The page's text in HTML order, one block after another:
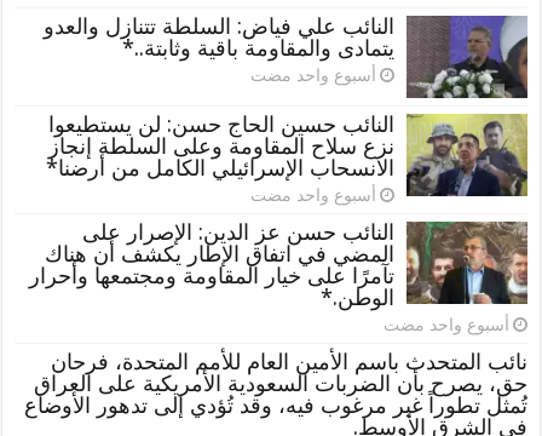
النائب علي فياض: السلطة تتنازل والعدو
يتمادى والمقاومة باقية وثابتة..*
‏أسبوع واحد مضت
النائب حسين الحاج حسن: لن يستطيعوا
نزع سلاح المقاومة وعلى السلطة إنجاز
الانسحاب الإسرائيلي الكامل من أرضنا*
‏أسبوع واحد مضت
النائب حسن عز الدين: الإصرار على
المضي في اتفاق الإطار يكشف أن هناك
تآمرًا على خيار المقاومة ومجتمعها وأحرار
الوطن.*
‏أسبوع واحد مضت
نائب المتحدث باسم الأمين العام للأمم المتحدة، فرحان
حق، يصرح بأن الضربات السعودية الأمريكية على العراق
تُمثل تطوراً غير مرغوب فيه، وقد تُؤدي إلى تدهور الأوضاع
في الشرق الأوسط.